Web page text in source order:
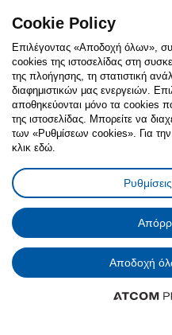
Follow us:
FacebookInstagram
TikTokYoutube
Πολιτική CookiesΔήλωση
Γενική Πολιτική
Πολιτική
Κώδικας
Cookie Policy
Επιλέγοντας «Αποδοχή όλων»,
cookies της ιστοσελίδας στη
της πλοήγησης, τη στατιστική
διαφημιστικών μας ενεργειών.
αποθηκεύονται μόνο τα cookies
της ιστοσελίδας. Μπορείτε να
των «Ρυθμίσεων cookies». Για
κλικ εδώ.
Αποδοχή